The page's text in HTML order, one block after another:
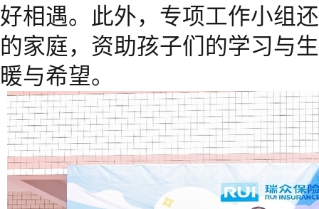
好相遇。此外，专项工作小组
的家庭，资助孩子们的学习与
暖与希望。